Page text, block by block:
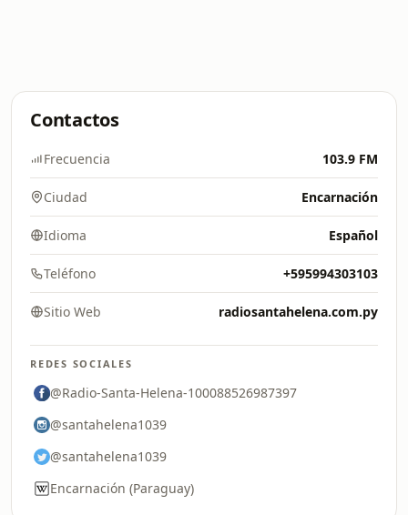
Contactos
Frecuencia 103.9 FM
Ciudad Encarnación
Idioma Español
Teléfono +595994303103
Sitio Web radiosantahelena.com.py
REDES SOCIALES
@Radio-Santa-Helena-100088526987397
@santahelena1039
@santahelena1039
Encarnación (Paraguay)